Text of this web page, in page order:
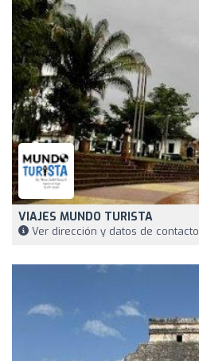
VIAJES MUNDO TURISTA
Ver dirección y datos de contacto